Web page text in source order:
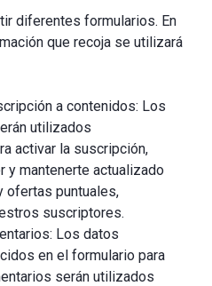
diferentes formularios. En
que recoja se utilizará
a contenidos: Los
utilizados
activar la suscripción,
y mantenerte actualizado
ofertas puntuales,
suscriptores.
Los datos
en el formulario para
serán utilizados